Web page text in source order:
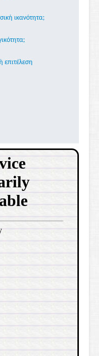
ικανότητα;
επιτέλεση